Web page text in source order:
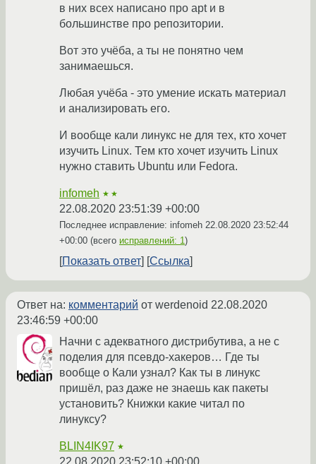
в них всех написано про apt и в
большинстве про репозитории.
Вот это учёба, а ты не понятно чем
занимаешься.
Любая учёба - это умение искать материал
и анализировать его.
И вообще кали линукс не для тех, кто хочет
изучить Linux. Тем кто хочет изучить Linux
нужно ставить Ubuntu или Fedora.
infomeh ★★
22.08.2020 23:51:39 +00:00
Последнее исправление: infomeh 22.08.2020 23:52:44
+00:00 (всего исправлений: 1)
Показать ответ Ссылка
Ответ на: комментарий от werdenoid 22.08.2020
23:46:59 +00:00
Начни с адекватного дистрибутива, а не с
поделия для псевдо-хакеров… Где ты
вообще о Кали узнал? Как ты в линукс
пришёл, раз даже не знаешь как пакеты
установить? Книжки какие читал по
линуксу?
BLIN4IK97 ★